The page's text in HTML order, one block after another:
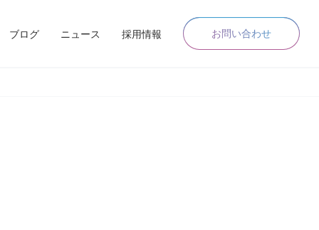
ブログ ニュース 採用情報 お問い合わせ